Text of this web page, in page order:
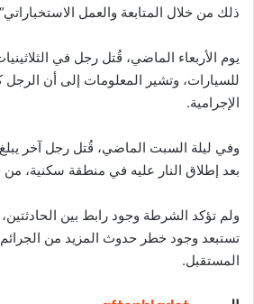
ذلك من خلال المتابعة والعمل الاستخباراتي
يوم الأربعاء الماضي، قُتل رجل في
للسيارات، وتشير المعلومات إلى أن الرجل
الإجرامية.
وفي ليلة السبت الماضي، قُتل رجل آخر
بعد إطلاق النار عليه في منطقة سكنية،
ولم تؤكد الشرطة وجود رابط بين
تستبعد وجود خطر حدوث المزيد من
المستقبل.